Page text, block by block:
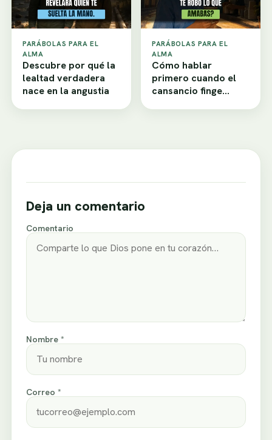
PARÁBOLAS PARA EL
ALMA
Descubre por qué la
lealtad verdadera
nace en la angustia
PARÁBOLAS PARA EL
ALMA
Cómo hablar
primero cuando el
cansancio finge
Deja un comentario
Comentario
Nombre *
Correo *